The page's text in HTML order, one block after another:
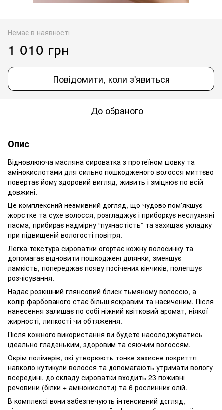
Немає в наявності
1 010 грн
Повідомити, коли з'явиться
До обраного
Опис
Відновлююча масляна сироватка з протеїном шовку та
амінокислотами для сильно пошкодженого волосся миттєво
повертає йому здоровий вигляд, живить і зміцнює по всій
довжині.
Це комплексний незмивний догляд, що чудово пом’якшує
жорстке та сухе волосся, розгладжує і приборкує неслухняні
пасма, прибирає надмірну “пухнастість” та захищає укладку
при підвищеній вологості повітря.
Легка текстура сироватки огортає кожну волосинку та
допомагає відновити пошкоджені ділянки, зменшує
ламкість, попереджає появу посічених кінчиків, полегшує
розчісування.
Надає розкішний глянсовий блиск тьмяному волоссю, а
колір фарбованого стає більш яскравим та насиченим. Після
нанесення залишає по собі ніжний квітковий аромат, ніякої
жирності, липкості чи обтяження.
Після кожного використання ви будете насолоджуватись
ідеально гладеньким, здоровим та сяючим волоссям.
Окрім полімерів, які утворюють тонке захисне покриття
навколо кутикули волосся та допомагають утримати вологу
всередині, до складу сироватки входить 23 поживні
речовини (білки + амінокислоти) та 6 рослинних олій.
В комплексі вони забезпечують інтенсивний догляд,